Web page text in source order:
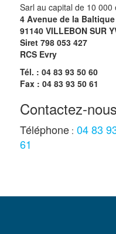
Sarl au capital de 10 000
4 Avenue de la Baltique
91140 VILLEBON SUR
Siret 798 053 427
RCS Evry
Tél. : 04 83 93 50 60
Fax : 04 83 93 50 61
Contactez-
Téléphone : 04 83
61